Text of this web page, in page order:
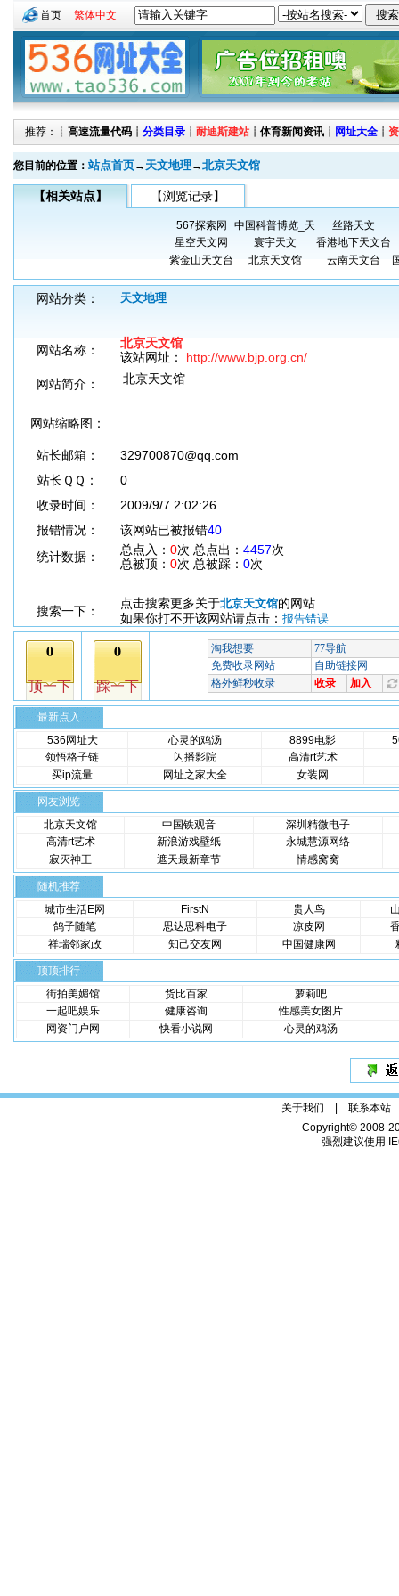
首页 繁体中文
推荐：┊ 高速流量代码 ┊ 分类目录 ┊ 耐迪斯建站 ┊ 体育新闻资讯 ┊ 网址大全 ┊
您目前的位置： 站点首页→ 天文地理→北京天文馆
【相关站点】 【浏览记录】
567探索网 中国科普博览_天
丝路天文
星空天文网
寰宇天文
香港地下天文台
紫金山天文台
北京天文馆 云南天文台
网站分类： 天文地理
网站名称：
北京天文馆
该站网址： http://www.bjp.org.cn/
网站简介：
北京天文馆
网站缩略图：
站长邮箱：
329700870@qq.com
站长ＱＱ：
0
收录时间：
2009/9/7 2:02:26
报错情况：
该网站已被报错40
统计数据：
总点入： 0次 总点出： 4457次
总被顶： 0次 总被踩： 0次
搜索一下：
点击搜索更多关于北京天文馆的网站
如果你打不开该网站请点击： 报告错误
最新点入
536网址大
心灵的鸡汤 8899电影
领悟格子链
闪播影院
高清rt艺术
买ip流量
网址之家大全 女装网
网友浏览
北京天文馆
中国铁观音
深圳精微电子
高清rt艺术
新浪游戏壁纸
永城慧源网络
寂灭神王
遮天最新章节 情感窝窝
随机推荐
城市生活E网
FirstN 贵人鸟
鸽子随笔
思达思科电子 凉皮网
祥瑞邻家政
知己交友网 中国健康网
顶顶排行
街拍美媚馆
货比百家
萝莉吧
一起吧娱乐
健康咨询
性感美女图片
网资门户网
快看小说网 心灵的鸡汤
关于我们 | 联系本站
Copyright© 2008-
强烈建议使用